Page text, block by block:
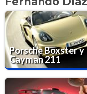
Porsche Boxster y
Cayman 211